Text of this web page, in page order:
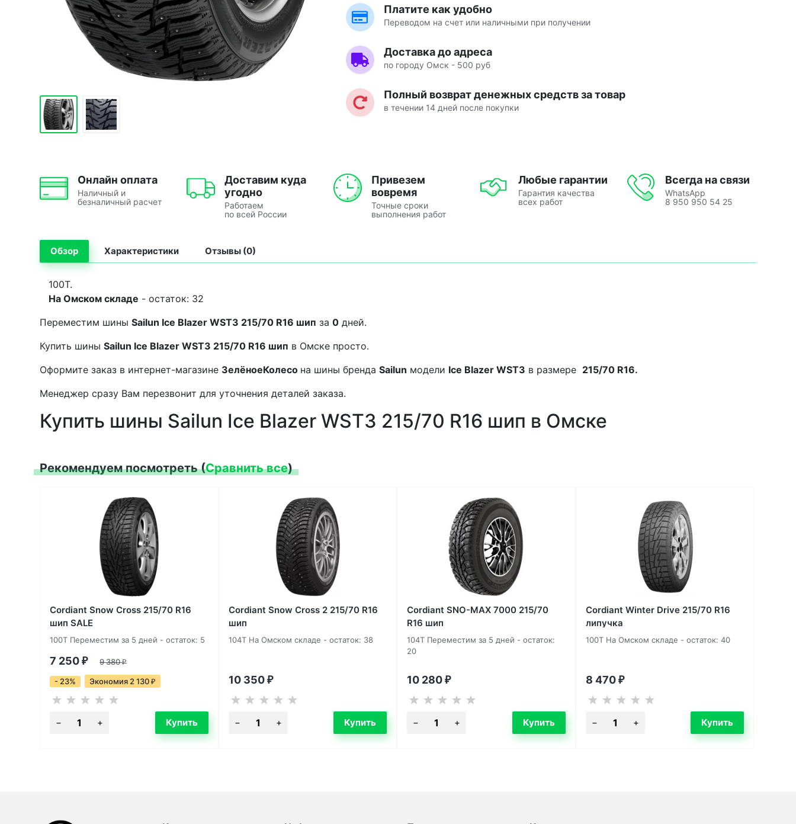
Платите как удобно
Переводом на счет или наличными при получении
Доставка до адреса
по городу Омск - 500 руб
Полный возврат денежных средств за товар
в течении 14 дней после покупки
Онлайн оплата
Наличный и
безналичный расчет
Доставим куда
угодно
Работаем
по всей России
Привезем
вовремя
Точные сроки
выполнения работ
Любые гарантии
Гарантия качества
всех работ
Всегда на связи
WhatsApp
8 950 950 54 25
Обзор Характеристики Отзывы (0)
100T.
На Омском складе - остаток: 32
Переместим шины Sailun Ice Blazer WST3 215/70 R16 шип за 0 дней.
Купить шины Sailun Ice Blazer WST3 215/70 R16 шип в Омске просто.
Оформите заказ в интернет-магазине ЗелёноеКолесо на шины бренда Sailun модели Ice Blazer WST3 в размере 215/70 R16.
Менеджер сразу Вам перезвонит для уточнения деталей заказа.
Купить шины Sailun Ice Blazer WST3 215/70 R16 шип в Омске
Рекомендуем посмотреть (Сравнить все)
Cordiant Snow Cross 215/70 R16
шип SALE
100T Переместим за 5 дней - остаток: 5
7 250 ₽ 9 380₽
- 23% Экономия 2 130 ₽
Cordiant Snow Cross 2 215/70 R16
шип
104T На Омском складе - остаток: 38
10 350 ₽
Cordiant SNO-MAX 7000 215/70
R16 шип
104T Переместим за 5 дней - остаток:
20
10 280 ₽
Cordiant Winter Drive 215/70 R16
липучка
100T На Омском складе - остаток: 40
8 470 ₽